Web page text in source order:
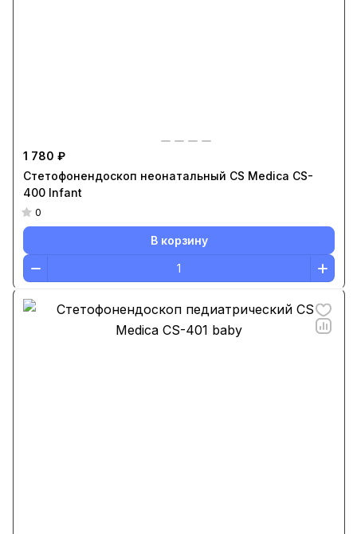
1 780 ₽
Стетофонендоскоп неонатальный CS Medica CS-
400 Infant
0
В корзину